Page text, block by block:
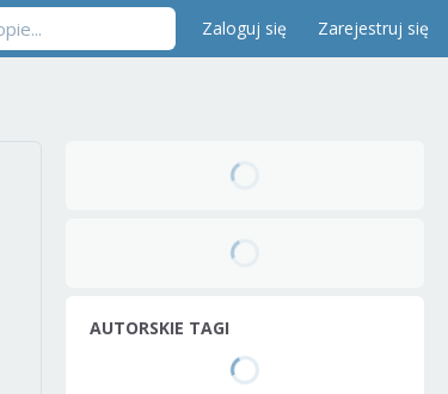
Zaloguj się Zarejestruj się
AUTORSKIE TAGI